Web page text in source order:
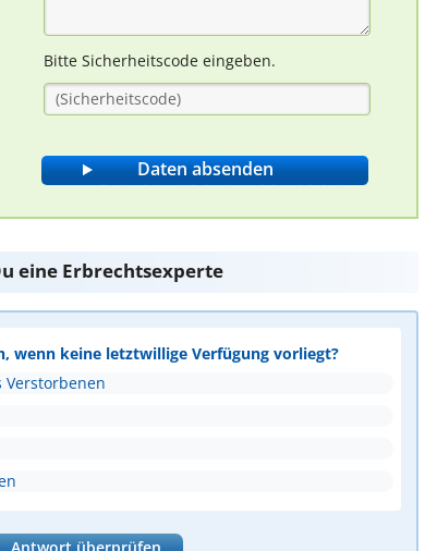
Bitte Sicherheitscode eingeben.
eine Erbrechtsexperte
wenn keine letztwillige Verfügung vorliegt?
Verstorbenen